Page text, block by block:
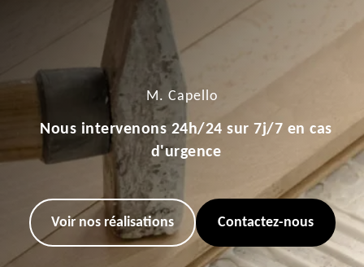
M. Capello
Nous intervenons 24h/24 sur 7j/7 en cas
d'urgence
Voir nos réalisations Contactez-nous